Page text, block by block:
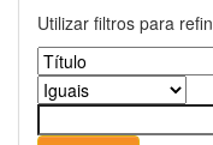
Utilizar filtros para